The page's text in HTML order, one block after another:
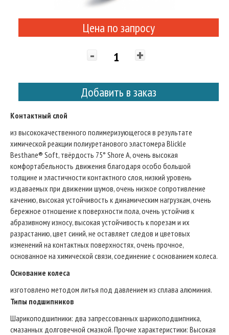
Цена по запросу
- +
Добавить в заказ
Контактный слой
из высококачественного полимеризующегося в результате
химической реакции полиуретанового эластомера Blickle
Besthane® Soft, твёрдость 75° Shore A, очень высокая
комфортабельность движения благодаря особо большой
толщине и эластичности контактного слоя, низкий уровень
издаваемых при движении шумов, очень низкое сопротивление
качению, высокая устойчивость к динамическим нагрузкам, очень
бережное отношение к поверхности пола, очень устойчив к
абразивному износу, высокая устойчивость к порезам и их
разрастанию, цвет синий, не оставляет следов и цветовых
изменений на контактных поверхностях, очень прочное,
основанное на химической связи, соединение с основанием колеса.
Основание колеса
изготовлено методом литья под давлением из сплава алюминия.
Типы подшипников
Шарикоподшипники: два запрессованных шарикоподшипника,
смазанных долговечной смазкой. Прочие характеристики: Высокая